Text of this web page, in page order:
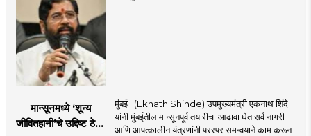
मान्सूनमध्ये ‘शून्य
जीवितहानी’चे उद्दिष्ट ठेवून
मुंबई : (Eknath Shinde) उपमुख्यमंत्री एकनाथ शिंदे
यांनी मुंबईतील मान्सूनपूर्व तयारीचा आढावा घेत सर्व नागरी
आणि आपत्कालीन यंत्रणांनी परस्पर समन्वयाने काम करून